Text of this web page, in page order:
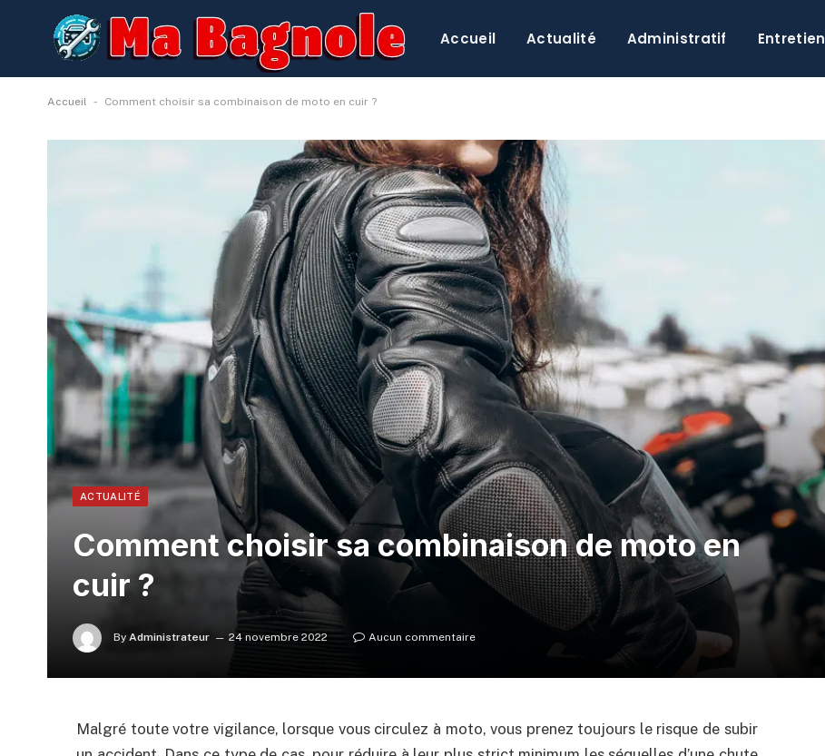
Accueil Actualité Administratif Entretien
Accueil - Comment choisir sa combinaison de moto en cuir ?
ACTUALITÉ
Comment choisir sa combinaison de moto en
cuir ?
By Administrateur 24 novembre 2022 Aucun commentaire
Malgré toute votre vigilance, lorsque vous circulez à moto, vous prenez toujours le risque de subir